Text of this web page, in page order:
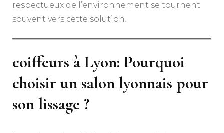
respectueux de l’environnement se tournent
souvent vers cette solution.
coiffeurs à Lyon: Pourquoi
choisir un salon lyonnais pour
son lissage ?